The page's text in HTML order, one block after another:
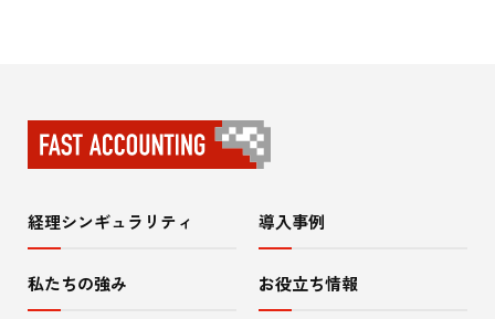
サ
イ
経理シンギュラリティ
私たちの強み
導入事例
お役立ち情報